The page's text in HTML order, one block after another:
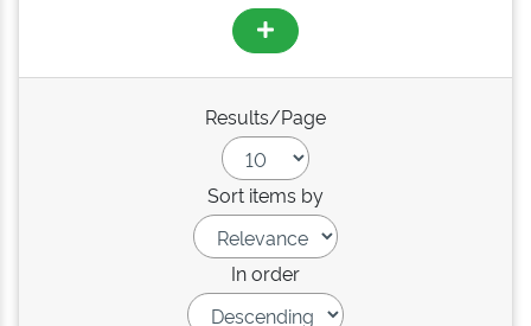
Results/Page
Sort items by
In order